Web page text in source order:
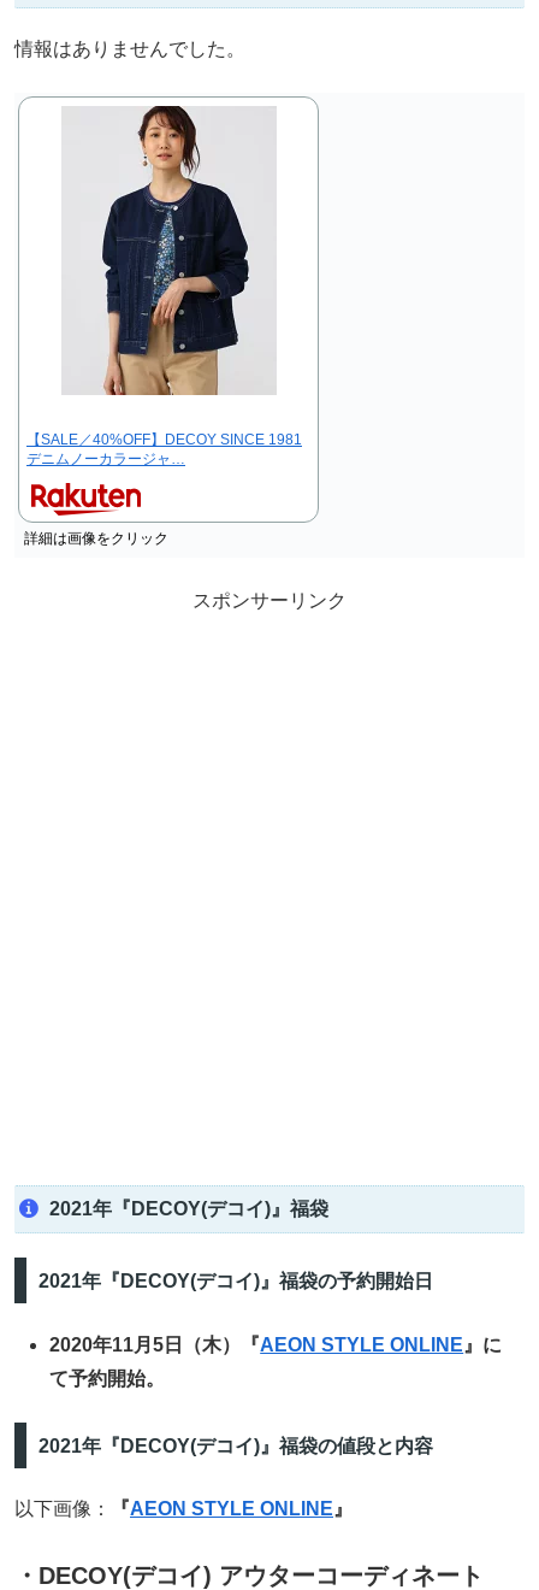
情報はありませんでした。
【SALE／40%OFF】DECOY SINCE 1981
デニムノーカラージャ…
詳細は画像をクリック
スポンサーリンク
2021年『DECOY(デコイ)』福袋
2021年『DECOY(デコイ)』福袋の予約開始日
2020年11月5日（木）『AEON STYLE ONLINE 』に
て予約開始。
2021年『DECOY(デコイ)』福袋の値段と内容
以下画像： 『AEON STYLE ONLINE 』
・DECOY(デコイ) アウターコーディネート